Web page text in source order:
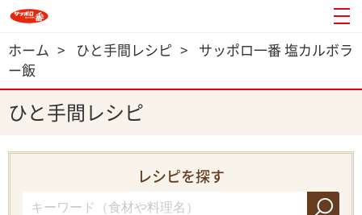
ホーム > ひと手間レシピ >
サッポロ一番 塩カルボラ
ー飯
ひと手間レシピ
レシピを探す